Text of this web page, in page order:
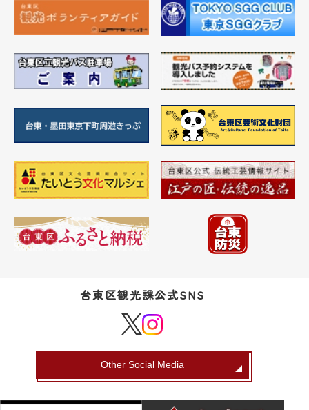
台東区観光課公式SNS
Other Social Media